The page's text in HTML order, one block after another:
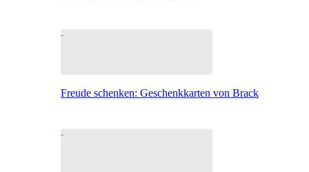
Freude schenken: Geschenkkarten von Brack